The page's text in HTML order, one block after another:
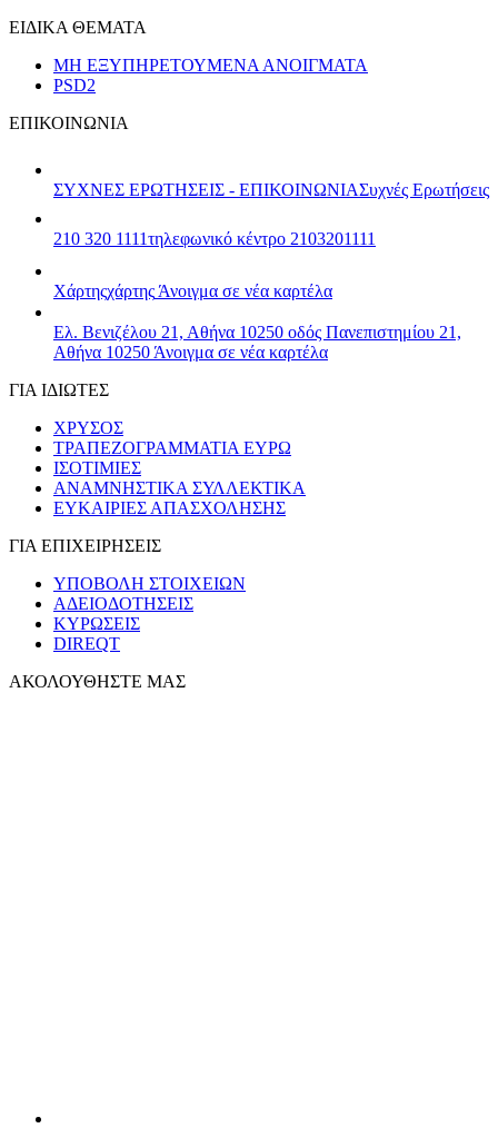
ΕΙΔΙΚΑ ΘΕΜΑΤΑ
ΜΗ ΕΞΥΠΗΡΕΤΟΥΜΕΝΑ ΑΝΟΙΓΜΑΤΑ
PSD2
ΕΠΙΚΟΙΝΩΝΙΑ
ΣΥΧΝΕΣ ΕΡΩΤΗΣΕΙΣ - ΕΠΙΚΟΙΝΩΝΙΑΣυχνές Ερωτήσεις
210 320 1111τηλεφωνικό κέντρο 2103201111
Χάρτηςχάρτης Άνοιγμα σε νέα καρτέλα
Ελ. Βενιζέλου 21, Αθήνα 10250 οδός Πανεπιστημίου 21,
Αθήνα 10250 Άνοιγμα σε νέα καρτέλα
ΓΙΑ ΙΔΙΩΤΕΣ
ΧΡΥΣΟΣ
ΤΡΑΠΕΖΟΓΡΑΜΜΑΤΙΑ ΕΥΡΩ
ΙΣΟΤΙΜΙΕΣ
ΑΝΑΜΝΗΣΤΙΚΑ ΣΥΛΛΕΚΤΙΚΑ
ΕΥΚΑΙΡΙΕΣ ΑΠΑΣΧΟΛΗΣΗΣ
ΓΙΑ ΕΠΙΧΕΙΡΗΣΕΙΣ
ΥΠΟΒΟΛΗ ΣΤΟΙΧΕΙΩΝ
ΑΔΕΙΟΔΟΤΗΣΕΙΣ
ΚΥΡΩΣΕΙΣ
DIREQT
ΑΚΟΛΟΥΘΗΣΤΕ ΜΑΣ